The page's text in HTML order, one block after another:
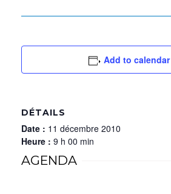
Add to calendar
DÉTAILS
Date : 11 décembre 2010
Heure : 9 h 00 min
AGENDA